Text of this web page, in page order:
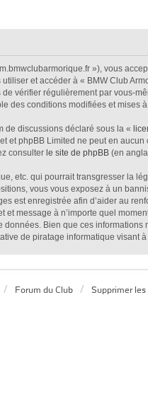
»), vous
et accéder à « BMW Club
vérifier régulièrement par vous-
des conditions modifiées et mises
de discussions déclaré sous la «
et phpBB Limited ne peut en
consulter le site de phpBB (en
etc. qui pourrait transgresser la
vous vous exposez à un
est enregistrée afin d’aider au
message à n’importe quel
Bien que ces informations
de piratage informatique visant
Forum du Club Supprimer les